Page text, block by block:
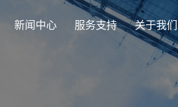
证）
无限的设
身定制的
面、不规
项目，将
挑战而闻
标志性项
新闻中心
，激发
队卓越
！
服务支持
门户网站即
关于我们
新技术
北、广
工数量